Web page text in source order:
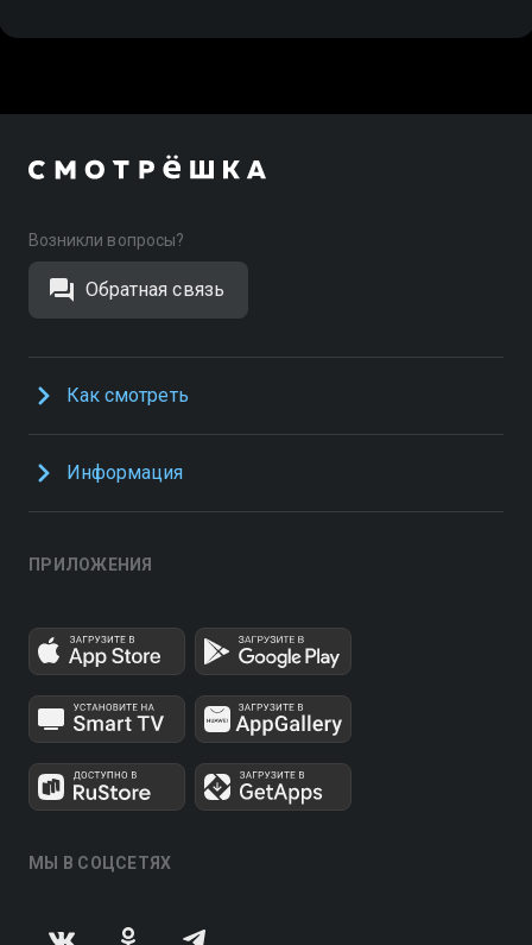
Возникли вопросы?
Обратная связь
Как смотреть
Информация
ПРИЛОЖЕНИЯ
МЫ В СОЦСЕТЯХ